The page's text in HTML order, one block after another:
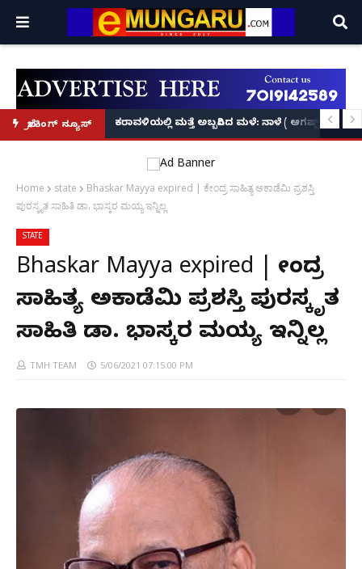
ಬ್ರೇಕಿಂಗ್ ನ್ಯೂಸ್‘ಭಕ್ತ ಪ್ರಹ್ಲಾದ’, ‘ಹೇ ರಾಮ್’!
ಕರಾವಳಿಯಲ್ಲಿ ಮತ್ತೆ ಅಬ್ಬರಿಸಿದ ಮಳೆ: ನಾಳೆ ( ಆಗಷ್ಟ್ 8)
Home state
Bhaskar Mayya expired | ಕೇಂದ್ರ ಸಾಹಿತ್ಯ ಅಕಾಡೆಮಿ ಪ್ರಶಸ್ತಿ
ಪುರಸ್ಕೃತ ಸಾಹಿತಿ ಡಾ. ಭಾಸ್ಕರ ಮಯ್ಯ ಇನ್ನಿಲ್ಲ
STATE
Bhaskar Mayya expired | ಕೇಂದ್ರ
ಸಾಹಿತ್ಯ ಅಕಾಡೆಮಿ ಪ್ರಶಸ್ತಿ ಪುರಸ್ಕೃತ
ಸಾಹಿತಿ ಡಾ. ಭಾಸ್ಕರ ಮಯ್ಯ ಇನ್ನಿಲ್ಲ
TMH TEAM 5/06/2021 07:15:00 PM